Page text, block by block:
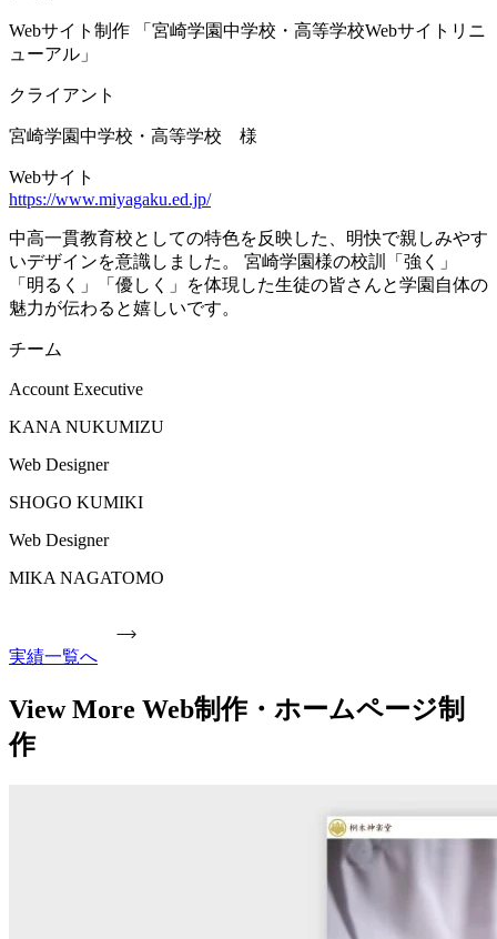
Webサイト制作 「宮崎学園中学校・高等学校Webサイトリニ
ューアル」
クライアント
宮崎学園中学校・高等学校 様
Webサイト
https://www.miyagaku.ed.jp/
中高一貫教育校としての特色を反映した、明快で親しみやす
いデザインを意識しました。 宮崎学園様の校訓「強く」
「明るく」「優しく」を体現した生徒の皆さんと学園自体の
魅力が伝わると嬉しいです。
チーム
Account Executive
KANA NUKUMIZU
Web Designer
SHOGO KUMIKI
Web Designer
MIKA NAGATOMO
実績一覧へ
View More Web制作・ホームページ制
作